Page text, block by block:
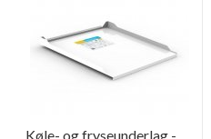
Køle- og fryseunderlag -